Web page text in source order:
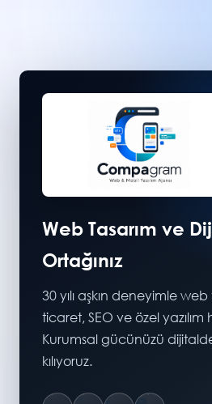
Web Tasarım ve
Ortağınız
30 yılı aşkın deneyimle
ticaret, SEO ve özel yazılım
Kurumsal gücünüzü
kılıyoruz.